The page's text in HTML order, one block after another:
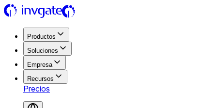
Productos
Soluciones
Empresa
Recursos
Precios